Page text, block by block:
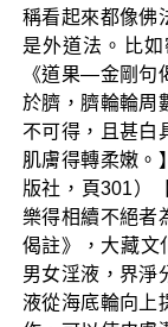
稱看起來都像佛
是外道法。比
《道果—金剛句
於臍，臍輪輪周
不可得，且甚白
肌膚得轉柔嫩。
版社，頁301）
樂得相續不絕者
偈註》，大藏文
男女淫液，界淨
液從海底輪向上